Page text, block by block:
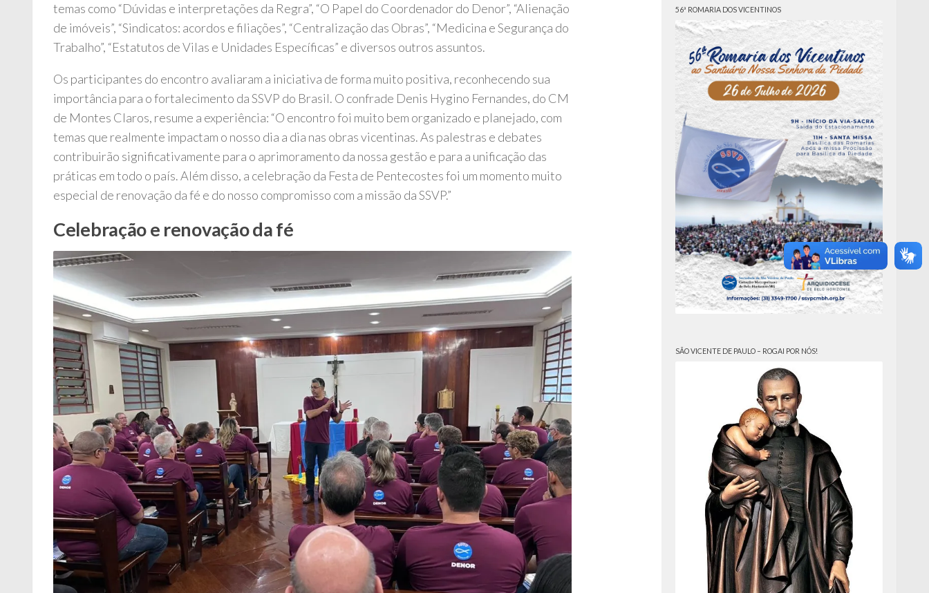
temas como “Dúvidas e interpretações da Regra”, “O Papel do Coordenador do Denor”, “Alienação
de imóveis”, “Sindicatos: acordos e filiações”, “Centralização das Obras”, “Medicina e Segurança do
Trabalho”, “Estatutos de Vilas e Unidades Específicas” e diversos outros assuntos.
Os participantes do encontro avaliaram a iniciativa de forma muito positiva, reconhecendo sua
importância para o fortalecimento da SSVP do Brasil. O confrade Denis Hygino Fernandes, do CM
de Montes Claros, resume a experiência: “O encontro foi muito bem organizado e planejado, com
temas que realmente impactam o nosso dia a dia nas obras vicentinas. As palestras e debates
contribuirão significativamente para o aprimoramento da nossa gestão e para a unificação das
práticas em todo o país. Além disso, a celebração da Festa de Pentecostes foi um momento muito
especial de renovação da fé e do nosso compromisso com a missão da SSVP.”
Celebração e renovação da fé
56ª ROMARIA DOS VICENTINOS
SÃO VICENTE DE PAULO – ROGAI POR NÓS!